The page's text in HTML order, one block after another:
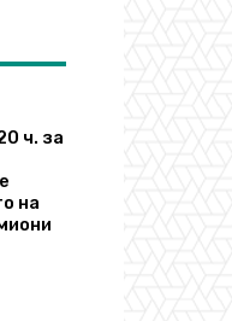
ч. за
на